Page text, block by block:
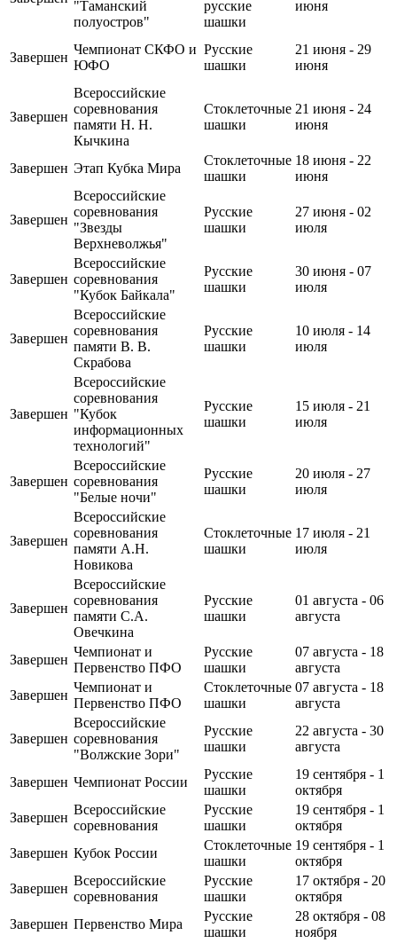
"Таманский
полуостров"
русские
шашки
июня
Завершен
Чемпионат СКФО и
ЮФО
Русские
шашки
21 июня - 29
июня
Завершен
Всероссийские
соревнования
памяти Н. Н.
Кычкина
Стоклеточные
шашки
21 июня - 24
июня
Завершен Этап Кубка Мира
Стоклеточные
шашки
18 июня - 22
июня
Завершен
Всероссийские
соревнования
"Звезды
Верхневолжья"
Русские
шашки
27 июня - 02
июля
Завершен
Всероссийские
соревнования
"Кубок Байкала"
Русские
шашки
30 июня - 07
июля
Завершен
Всероссийские
соревнования
памяти В. В.
Скрабова
Русские
шашки
10 июля - 14
июля
Завершен
Всероссийские
соревнования
"Кубок
информационных
технологий"
Русские
шашки
15 июля - 21
июля
Завершен
Всероссийские
соревнования
"Белые ночи"
Русские
шашки
20 июля - 27
июля
Завершен
Всероссийские
соревнования
памяти А.Н.
Новикова
Стоклеточные
шашки
17 июля - 21
июля
Завершен
Всероссийские
соревнования
памяти С.А.
Овечкина
Русские
шашки
01 августа - 06
августа
Завершен
Чемпионат и
Первенство ПФО
Русские
шашки
07 августа - 18
августа
Завершен
Чемпионат и
Первенство ПФО
Стоклеточные
шашки
07 августа - 18
августа
Завершен
Всероссийские
соревнования
"Волжские Зори"
Русские
шашки
22 августа - 30
августа
Завершен Чемпионат России
Русские
шашки
19 сентября - 1
октября
Завершен
Всероссийские
соревнования
Русские
шашки
19 сентября - 1
октября
Завершен Кубок России
Стоклеточные
шашки
19 сентября - 1
октября
Завершен
Всероссийские
соревнования
Русские
шашки
17 октября - 20
октября
Завершен Первенство Мира
Русские
шашки
28 октября - 08
ноября